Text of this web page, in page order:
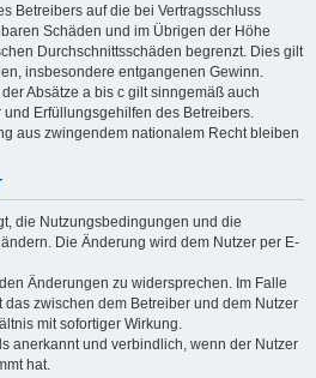
Betreibers auf die bei Vertragsschluss
Schäden und im Übrigen der Höhe
Durchschnittsschäden begrenzt. Dies gilt
insbesondere entgangenen Gewinn.
Absätze a bis c gilt sinngemäß auch
Erfüllungsgehilfen des Betreibers.
aus zwingendem nationalem Recht bleiben
die Nutzungsbedingungen und die
Die Änderung wird dem Nutzer per E-
Änderungen zu widersprechen. Im Falle
zwischen dem Betreiber und dem Nutzer
mit sofortiger Wirkung.
anerkannt und verbindlich, wenn der Nutzer
hat.